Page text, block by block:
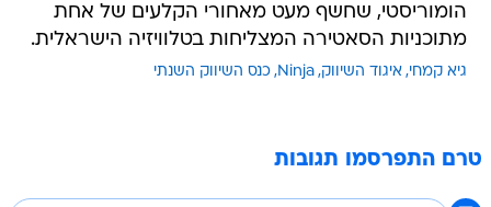
הומוריסטי, שחשף מעט מאחורי הקלעים של אחת
מתוכניות הסאטירה המצליחות בטלוויזיה הישראלית.
גיא קמחי איגוד השיווק Ninja כנס השיווק השנתי
טרם התפרסמו תגובות